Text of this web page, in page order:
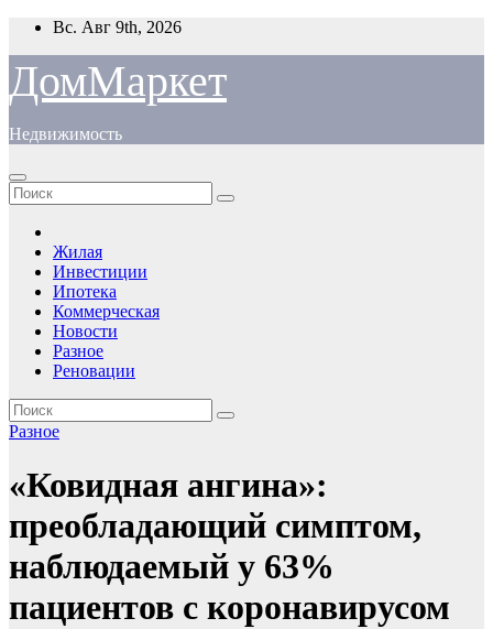
Перейти
содержимому
Вс. Авг 9th, 2026
ДомМаркет
Недвижимость
Жилая
Инвестиции
Ипотека
Коммерческая
Новости
Разное
Реновации
Разное
«Ковидная ангина»:
преобладающий симптом,
наблюдаемый у 63%
пациентов с коронавирусом